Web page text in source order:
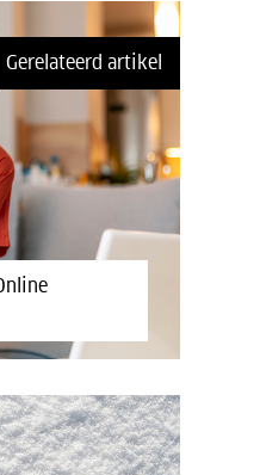
Gerelateerd artikel